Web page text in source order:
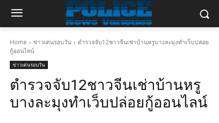
Home ข่าวเด่นรอบวัน
ตำรวจจับ12ชาวจีนเช่าบ้านหรูบางละมุงทำเว็บปล่อย
กู้ออนไลน์
ข่าวเด่นรอบวัน
ตำรวจจับ12ชาวจีนเช่าบ้านหรู
บางละมุงทำเว็บปล่อยกู้ออนไลน์